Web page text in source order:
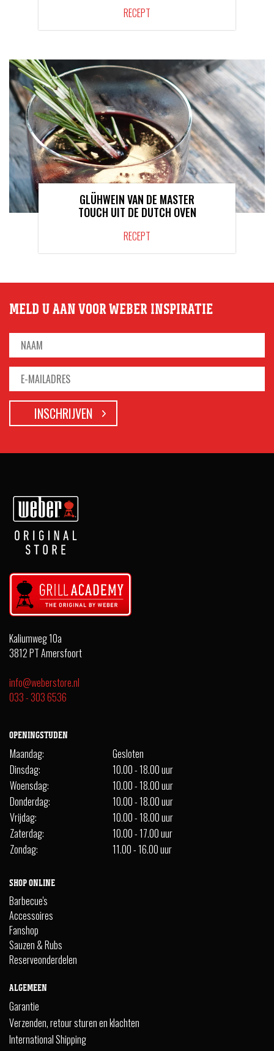
RECEPT
GLÜHWEIN VAN DE MASTER
TOUCH UIT DE DUTCH OVEN
RECEPT
MELD U AAN VOOR WEBER INSPIRATIE
Kaliumweg 10a
3812 PT Amersfoort
info@weberstore.nl
033 - 303 6536
OPENINGSTIJDEN
Maandag:
Gesloten
Dinsdag:
10.00 - 18.00 uur
Woensdag:
10.00 - 18.00 uur
Donderdag:
10.00 - 18.00 uur
Vrijdag:
10.00 - 18.00 uur
Zaterdag:
10.00 - 17.00 uur
Zondag:
11.00 - 16.00 uur
SHOP ONLINE
Barbecue's
Accessoires
Fanshop
Sauzen & Rubs
Reserveonderdelen
ALGEMEEN
Garantie
Verzenden, retour sturen en klachten
International Shipping